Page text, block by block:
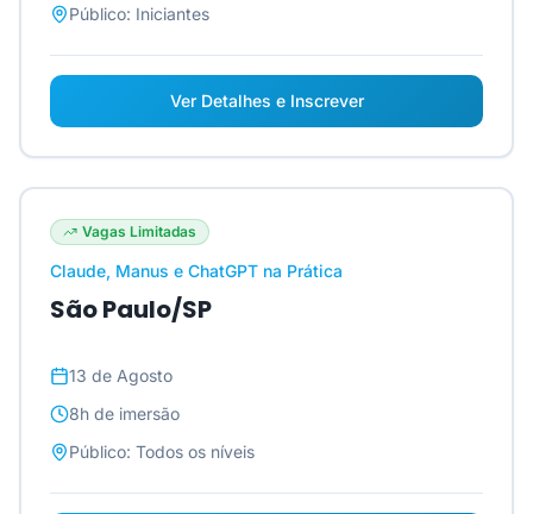
Público: Iniciantes
Ver Detalhes e Inscrever
Vagas Limitadas
Claude, Manus e ChatGPT na Prática
São Paulo/SP
13 de Agosto
8h de imersão
Público: Todos os níveis